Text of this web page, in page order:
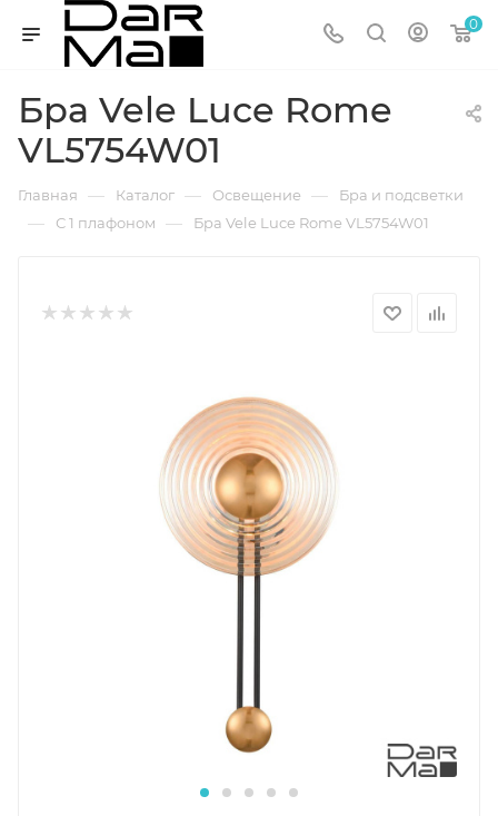
0
Бра Vele Luce Rome
VL5754W01
Главная — Каталог — Освещение — Бра и подсветки
— С 1 плафоном — Бра Vele Luce Rome VL5754W01